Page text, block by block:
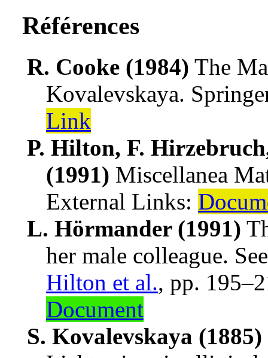
Références
R. Cooke (1984) The
Kovalevskaya.
Link
P. Hilton, F.
(1991) Miscellanea
External Links:
L. Hörmander (1991)
her male colleague.
Hilton et al., pp.
Document
S. Kovalevskaya (1885)